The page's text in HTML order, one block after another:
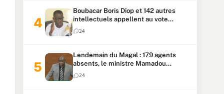
Boubacar Boris Diop et 142 autres
intellectuels appellent au vote
urgent de la révision
constitutionnelle
24
Lendemain du Magal : 179 agents
absents, le ministre Mamadou
Lamine Dianté exige des explications
24